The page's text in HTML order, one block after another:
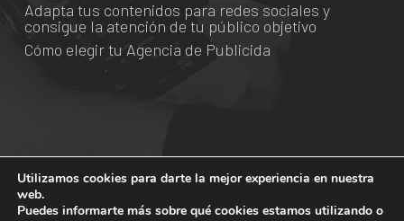
Adapta tus contenidos para redes sociales y
consigue la atención de tu público objetivo
Cómo elegir tu Agencia de Publicida
© 2026 Grado Creativo.
Utilizamos cookies para darte la mejor experiencia en nuestra
web.
Puedes informarte más sobre qué cookies estamos utilizando o